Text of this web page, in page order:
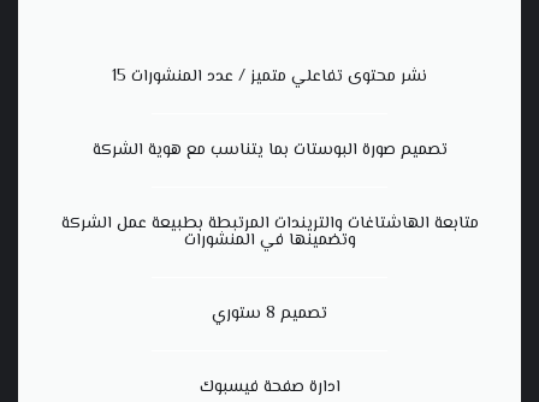
نشر محتوى تفاعلي متميز / عدد المنشورات 15
تصميم صورة البوستات بما يتناسب مع هوية الشركة
متابعة الهاشتاغات والتريندات المرتبطة بطبيعة عمل الشركة
وتضمينها في المنشورات
تصميم 8 ستوري
ادارة صفحة فيسبوك